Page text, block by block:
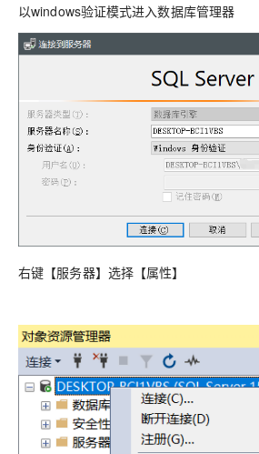
以windows验证模式进入数据库管理器
右键【服务器】选择【属性】